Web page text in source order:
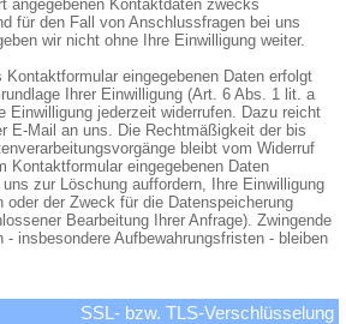
angegebenen Kontaktdaten zwecks
für den Fall von Anschlussfragen bei uns
wir nicht ohne Ihre Einwilligung weiter.
Kontaktformular eingegebenen Daten erfolgt
Ihrer Einwilligung (Art. 6 Abs. 1 lit. a
Einwilligung jederzeit widerrufen. Dazu reicht
E-Mail an uns. Die Rechtmäßigkeit der bis
bleibt vom Widerruf
Kontaktformular eingegebenen Daten
zur Löschung auffordern, Ihre Einwilligung
oder der Zweck für die Datenspeicherung
Bearbeitung Ihrer Anfrage). Zwingende
insbesondere Aufbewahrungsfristen - bleiben
SSL- bzw. TLS-Verschlüsselung